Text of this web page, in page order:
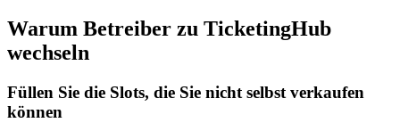
Warum Betreiber zu TicketingHub
wechseln
Füllen Sie die Slots, die Sie nicht selbst verkaufen
können